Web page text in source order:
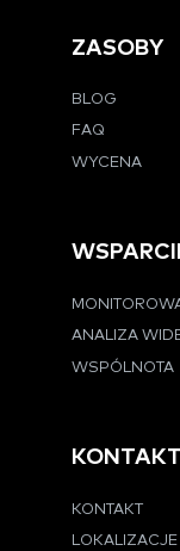
ZASOBY
BLOG
FAQ
WYCENA
ANALIZA
WSPÓLNOTA
KONTAKT
KONTAKT
LOKALIZACJE